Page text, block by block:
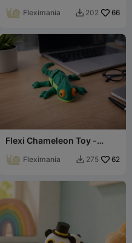
Fleximania  202 66
Flexi Chameleon Toy -
Fleximania  275 62